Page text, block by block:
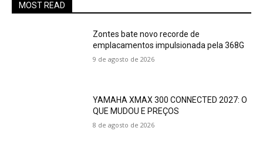
MOST READ
Zontes bate novo recorde de
emplacamentos impulsionada pela 368G
9 de agosto de 2026
YAMAHA XMAX 300 CONNECTED 2027: O
QUE MUDOU E PREÇOS
8 de agosto de 2026